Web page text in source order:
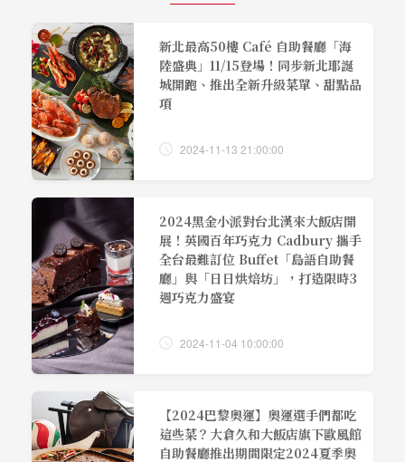
新北最高50樓 Café 自助餐廳「海
陸盛典」11/15登場！同步新北耶誕
城開跑、推出全新升級菜單、甜點品
項
2024-11-13 21:00:00
2024黑金小派對台北漢來大飯店開
展！英國百年巧克力 Cadbury 攜手
全台最難訂位 Buffet「島語自助餐
廳」與「日日烘焙坊」，打造限時3
週巧克力盛宴
2024-11-04 10:00:00
【2024巴黎奧運】奧運選手們都吃
這些菜？大倉久和大飯店旗下歐風館
自助餐廳推出期間限定2024夏季奧